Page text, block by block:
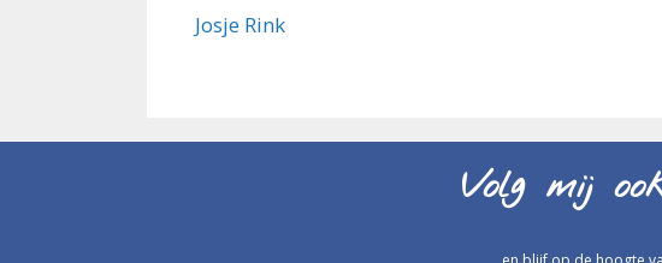
Josje Rink
Volg mij